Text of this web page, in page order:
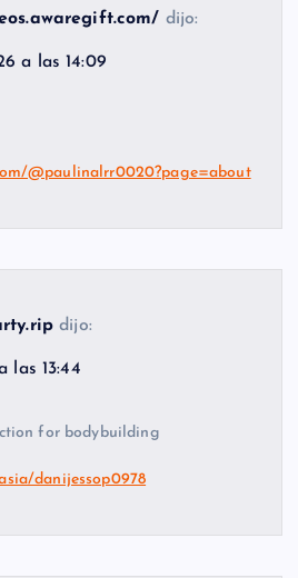
dijo:
a las 14:09
@paulinalrr0020?page=about
dijo:
las 13:44
for bodybuilding
danijessop0978